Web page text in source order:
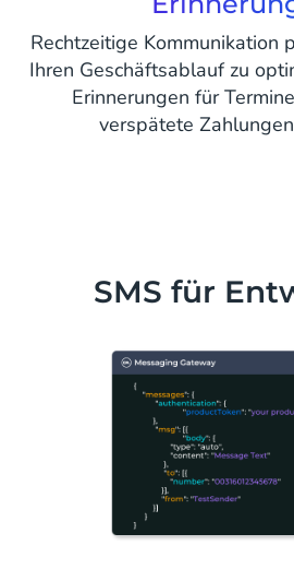
Rechtzeitige Kommunikation
Ihren Geschäftsablauf zu
Erinnerungen für
verspätete
SMS für